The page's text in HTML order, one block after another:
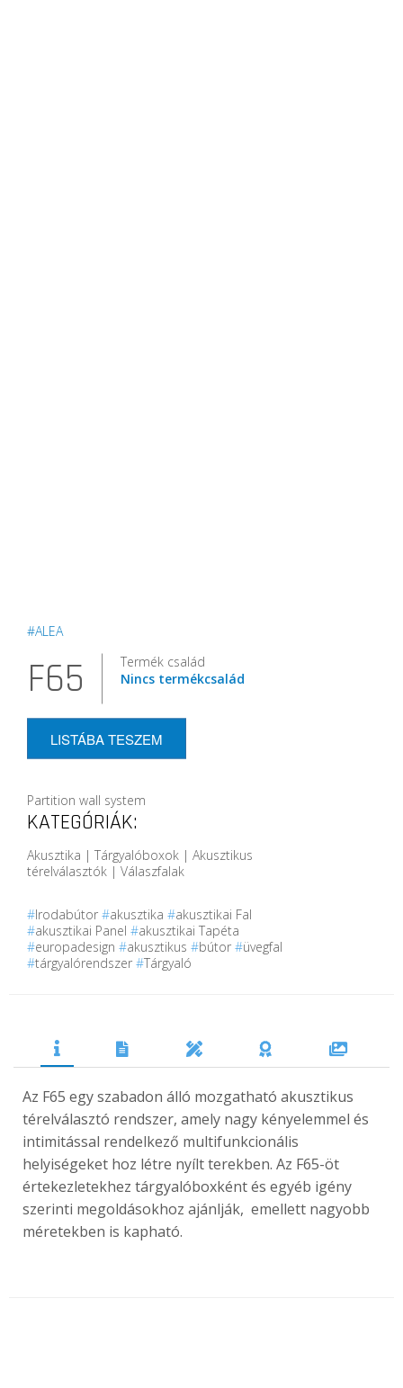
#ALEA
F65
Termék család
Nincs termékcsalád
LISTÁBA TESZEM
Partition wall system
KATEGÓRIÁK:
Akusztika | Tárgyalóboxok | Akusztikus
térelválasztók | Válaszfalak
#Irodabútor #akusztika #akusztikai Fal
#akusztikai Panel #akusztikai Tapéta
#europadesign #akusztikus #bútor #üvegfal
#tárgyalórendszer #Tárgyaló
Az F65 egy szabadon álló mozgatható akusztikus
térelválasztó rendszer, amely nagy kényelemmel és
intimitással rendelkező multifunkcionális
helyiségeket hoz létre nyílt terekben. Az F65-öt
értekezletekhez tárgyalóboxként és egyéb igény
szerinti megoldásokhoz ajánlják, emellett nagyobb
méretekben is kapható.